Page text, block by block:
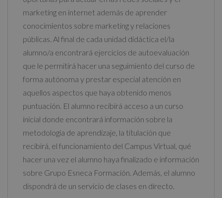
marketing en internet además de aprender
conocimientos sobre marketing y relaciones
públicas. Al final de cada unidad didáctica el/la
alumno/a encontrará ejercicios de autoevaluación
que le permitirá hacer una seguimiento del curso de
forma autónoma y prestar especial atención en
aquellos aspectos que haya obtenido menos
puntuación. El alumno recibirá acceso a un curso
inicial donde encontrará información sobre la
metodología de aprendizaje, la titulación que
recibirá, el funcionamiento del Campus Virtual, qué
hacer una vez el alumno haya finalizado e información
sobre Grupo Esneca Formación. Además, el alumno
dispondrá de un servicio de clases en directo.